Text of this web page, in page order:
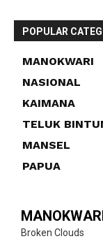
POPULAR
MANOKWARI
NASIONAL
KAIMANA
TELUK
MANSEL
PAPUA
Broken Clouds